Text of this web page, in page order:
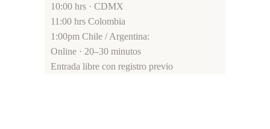
10:00 hrs · CDMX
11:00 hrs Colombia
1:00pm Chile / Argentina:
Online · 20–30 minutos
Entrada libre con registro previo